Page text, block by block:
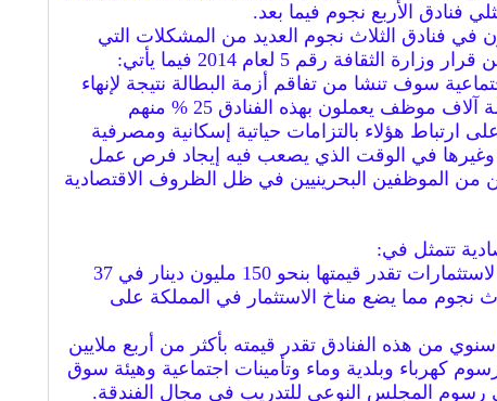
فنادق الأربع نجوم فيما بعد.
في فنادق الثلاث نجوم العديد من المشكلات التي
الثقافة رقم 5 لعام 2014 فيما يأتي:
سوف تنشا من تفاقم أزمة البطالة نتيجة لإنهاء
عقود عمل خمسة آلاف موظف يعملون بهذه الفنادق 25 % منهم
ارتباط هؤلاء بالتزامات حياتية إسكانية ومصرفية
في الوقت الذي يصعب فيه إيجاد فرص عمل
من الموظفين البحرينيين في ظل الظروف الاقتصادية
تتمثل في:
1- ضربة قاصمة لاستثمارات تقدر قيمتها بنحو 150 مليون دينار في 37
نجوم مما يضع مناخ الاستثمار في المملكة على
من هذه الفنادق تقدر قيمته بأكثر من أربع ملايين
كهرباء وبلدية وماء وتأمينات اجتماعية وهيئة سوق
رسوم المجلس النوعى للتدريب في مجال الفندقة.